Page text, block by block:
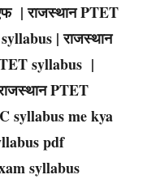
|राजस्थानPTET
syllabus |राजस्थान
syllabus |
PTET
syllabus me kya
pdf
syllabus